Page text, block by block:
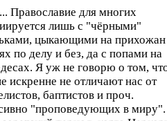
Православие для многих
лишь с "чёрными"
цыкающими на прихожан
по делу и без, да с попами на
Я уж не говорю о том,
искренне не отличают нас от
баптистов и проч.
"проповедующих в миру".